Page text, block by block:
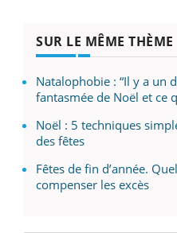
SUR LE MÊME THÈME
Natalophobie : “Il y a un
fantasmée de Noël et ce
Noël : 5 techniques
des fêtes
Fêtes de fin d’année.
compenser les excès